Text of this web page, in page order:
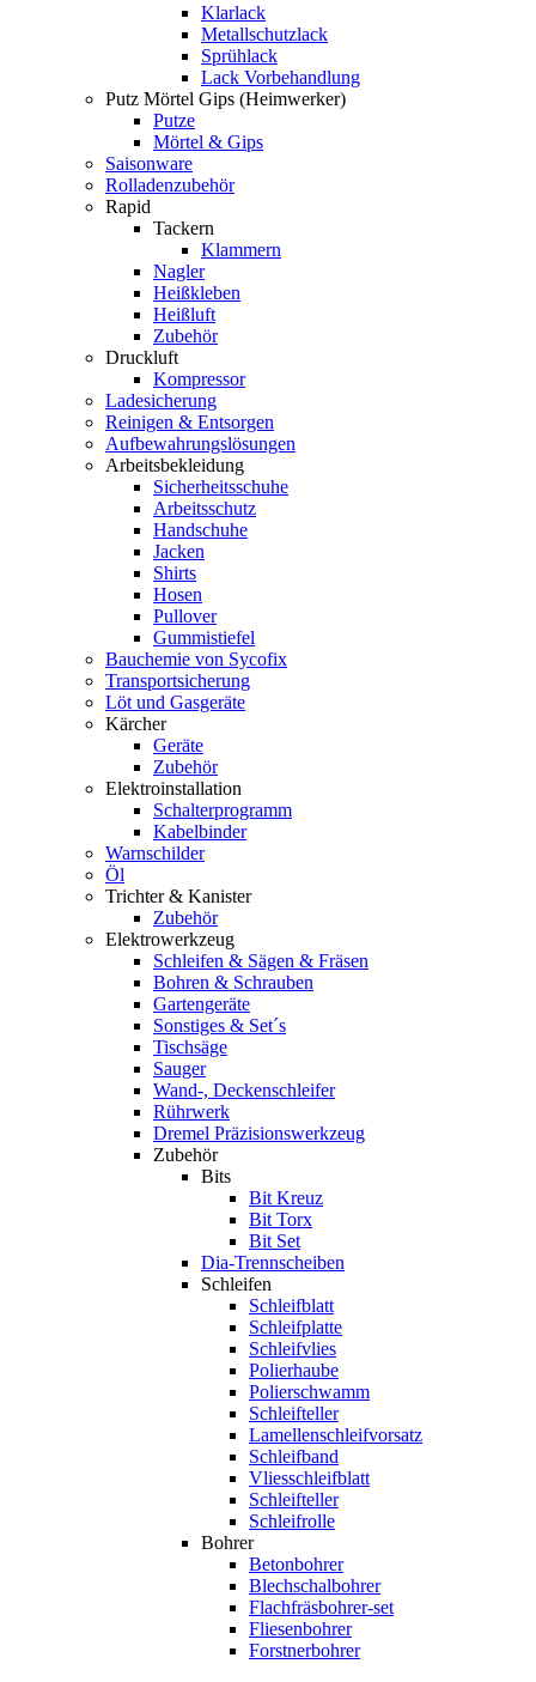
Klarlack
Metallschutzlack
Sprühlack
Lack Vorbehandlung
Putz Mörtel Gips (Heimwerker)
Putze
Mörtel & Gips
Saisonware
Rolladenzubehör
Rapid
Tackern
Klammern
Nagler
Heißkleben
Heißluft
Zubehör
Druckluft
Kompressor
Ladesicherung
Reinigen & Entsorgen
Aufbewahrungslösungen
Arbeitsbekleidung
Sicherheitsschuhe
Arbeitsschutz
Handschuhe
Jacken
Shirts
Hosen
Pullover
Gummistiefel
Bauchemie von Sycofix
Transportsicherung
Löt und Gasgeräte
Kärcher
Geräte
Zubehör
Elektroinstallation
Schalterprogramm
Kabelbinder
Warnschilder
Öl
Trichter & Kanister
Zubehör
Elektrowerkzeug
Schleifen & Sägen & Fräsen
Bohren & Schrauben
Gartengeräte
Sonstiges & Set´s
Tischsäge
Sauger
Wand-, Deckenschleifer
Rührwerk
Dremel Präzisionswerkzeug
Zubehör
Bits
Bit Kreuz
Bit Torx
Bit Set
Dia-Trennscheiben
Schleifen
Schleifblatt
Schleifplatte
Schleifvlies
Polierhaube
Polierschwamm
Schleifteller
Lamellenschleifvorsatz
Schleifband
Vliesschleifblatt
Schleifteller
Schleifrolle
Bohrer
Betonbohrer
Blechschalbohrer
Flachfräsbohrer-set
Fliesenbohrer
Forstnerbohrer